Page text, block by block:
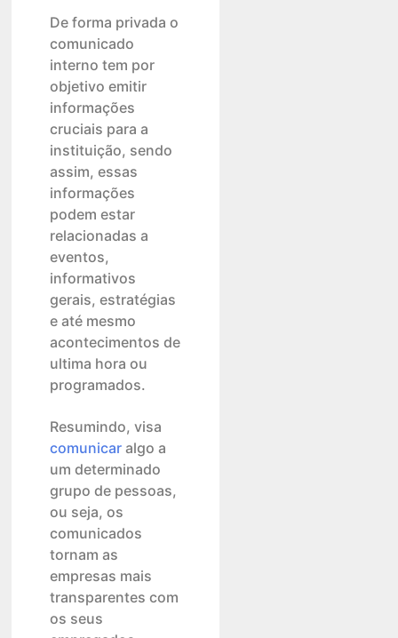
De forma privada o
comunicado
interno tem por
objetivo emitir
informações
cruciais para a
instituição, sendo
assim, essas
informações
podem estar
relacionadas a
eventos,
informativos
gerais, estratégias
e até mesmo
acontecimentos de
ultima hora ou
programados.
Resumindo, visa
comunicaralgo a
um determinado
grupo de pessoas,
ou seja, os
comunicados
tornam as
empresas mais
transparentes com
os seus